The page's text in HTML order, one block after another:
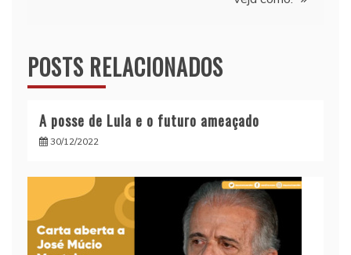
POSTS RELACIONADOS
A posse de Lula e o futuro ameaçado
30/12/2022